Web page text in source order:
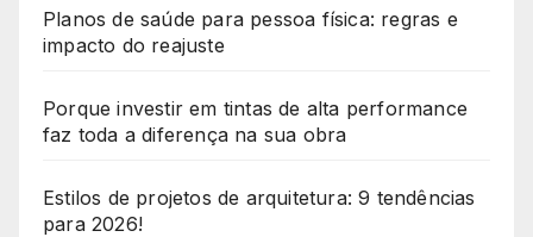
Planos de saúde para pessoa física: regras e
impacto do reajuste
Porque investir em tintas de alta performance
faz toda a diferença na sua obra
Estilos de projetos de arquitetura: 9 tendências
para 2026!